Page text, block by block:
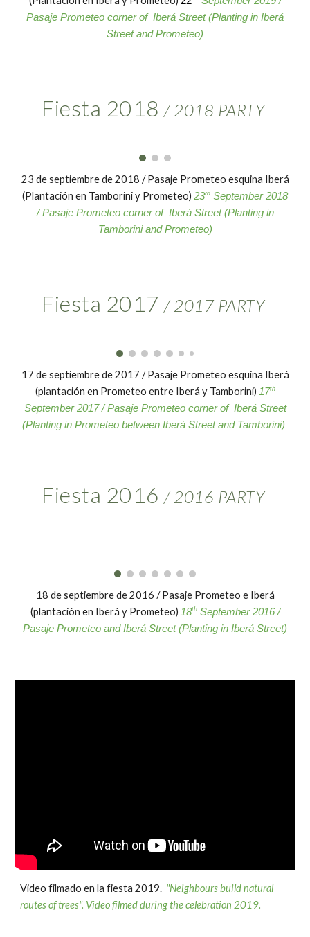
Pasaje Prometeo corner of Iberá Street (Planting in Iberá
Street and Prometeo)
Fiesta 2018/ 2018 PARTY
23 de septiembre de 2018 / Pasaje Prometeo esquina Iberá
(Plantación en Tamborini y Prometeo) 23rd September 2018
/ Pasaje Prometeo corner of Iberá Street (Planting in
Tamborini and Prometeo)
Fiesta 2017/ 2017 PARTY
17 de septiembre de 2017 / Pasaje Prometeo esquina Iberá
(plantación en Prometeo entre Iberá y Tamborini) 17th
September 2017 / Pasaje Prometeo corner of Iberá Street
(Planting in Prometeo between Iberá Street and Tamborini)
Fiesta 2016/ 2016 PARTY
18 de septiembre de 2016 / Pasaje Prometeo e Iberá
(plantación en Iberá y Prometeo) 18thSeptember 2016 /
Pasaje Prometeo and Iberá Street (Planting in Iberá Street)
Video filmado en la fiesta 2019. "Neighbours build natural
routes of trees". Video filmed during the celebration 2019.